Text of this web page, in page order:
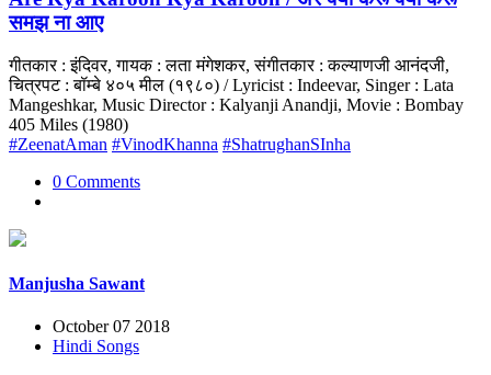
समझ ना आए
गीतकार : इंदिवर, गायक : लता मंगेशकर, संगीतकार : कल्याणजी आनंदजी,
चित्रपट : बॉम्बे ४०५ मील (१९८०) / Lyricist : Indeevar, Singer : Lata
Mangeshkar, Music Director : Kalyanji Anandji, Movie : Bombay
405 Miles (1980)
#ZeenatAman #VinodKhanna #ShatrughanSInha
0 Comments
Manjusha Sawant
October 07 2018
Hindi Songs